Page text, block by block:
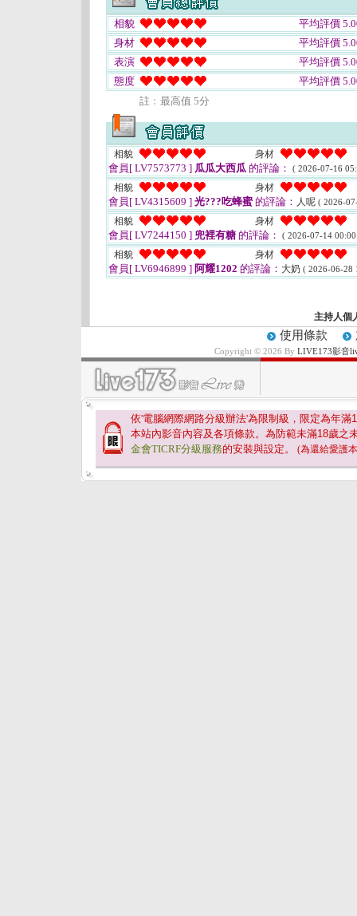
相貌
平均評價
身材
平均評價
表演
平均評價
態度
平均評價
註﹕最高值 5分
相貌 身材
會員[ LV7573773 ] 瓜瓜大西瓜 的評論： ( 2026-07-16
相貌 身材
會員[ LV4315609 ] 光???吃蜂蜜的評論： 人呢 ( 2026-
相貌 身材
會員[ LV7244150 ] 兜裡有糖 的評論： ( 2026-07-14
相貌 身材
會員[ LV6946899 ] 阿耀1202 的評論： 大奶 ( 2026-06-28
主持人個
使用條款
Copyright © 2026 By LIVE173影音
依'電腦網際網路分級辦法'為限制級，限定為年滿
本站內影音內容及各項條款。為防範未滿18歲之
金會TICRF分級服務的安裝與設定。 (為還給愛護